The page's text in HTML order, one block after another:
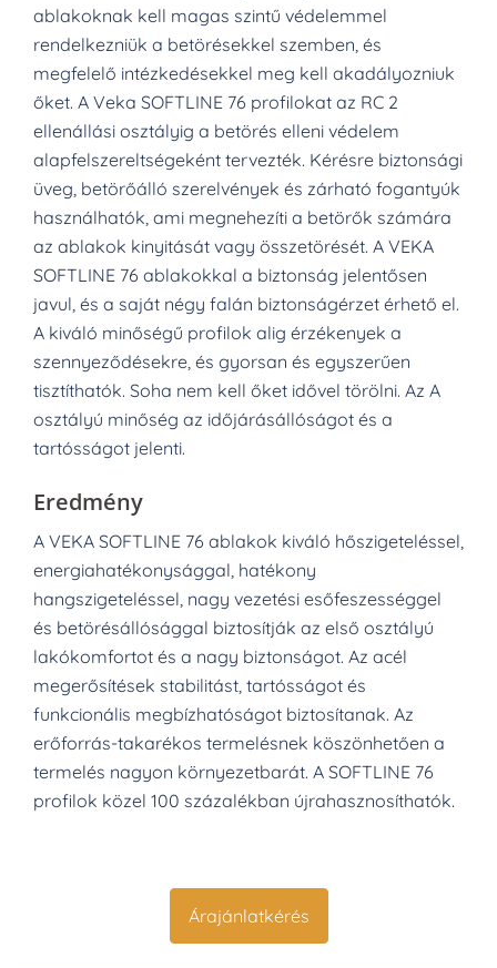
ablakoknak kell magas szintű védelemmel
rendelkezniük a betörésekkel szemben, és
megfelelő intézkedésekkel meg kell akadályozniuk
őket. A Veka SOFTLINE 76 profilokat az RC 2
ellenállási osztályig a betörés elleni védelem
alapfelszereltségeként tervezték. Kérésre biztonsági
üveg, betörőálló szerelvények és zárható fogantyúk
használhatók, ami megnehezíti a betörők számára
az ablakok kinyitását vagy összetörését. A VEKA
SOFTLINE 76 ablakokkal a biztonság jelentősen
javul, és a saját négy falán biztonságérzet érhető el.
A kiváló minőségű profilok alig érzékenyek a
szennyeződésekre, és gyorsan és egyszerűen
tisztíthatók. Soha nem kell őket idővel törölni. Az A
osztályú minőség az időjárásállóságot és a
tartósságot jelenti.
Eredmény
A VEKA SOFTLINE 76 ablakok kiváló hőszigeteléssel,
energiahatékonysággal, hatékony
hangszigeteléssel, nagy vezetési esőfeszességgel
és betörésállósággal biztosítják az első osztályú
lakókomfortot és a nagy biztonságot. Az acél
megerősítések stabilitást, tartósságot és
funkcionális megbízhatóságot biztosítanak. Az
erőforrás-takarékos termelésnek köszönhetően a
termelés nagyon környezetbarát. A SOFTLINE 76
profilok közel 100 százalékban újrahasznosíthatók.
Árajánlatkérés